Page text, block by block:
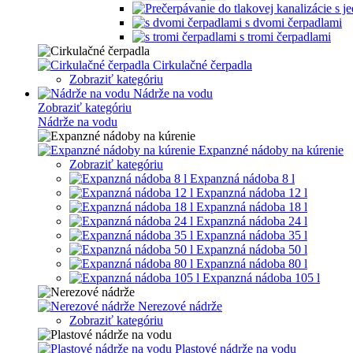
s dvomi čerpadlami
s tromi čerpadlami
Cirkulačné čerpadla
Zobraziť kategóriu
Nádrže na vodu
Zobraziť kategóriu
Nádrže na vodu
Expanzné nádoby na kúrenie
Zobraziť kategóriu
Expanzná nádoba 8 l
Expanzná nádoba 12 l
Expanzná nádoba 18 l
Expanzná nádoba 24 l
Expanzná nádoba 35 l
Expanzná nádoba 50 l
Expanzná nádoba 80 l
Expanzná nádoba 105 l
Nerezové nádrže
Zobraziť kategóriu
Plastové nádrže na vodu